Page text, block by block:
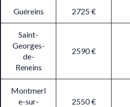
Guéreins 2725 €
Saint-
Georges-
de-
Reneins
2590 €
Montmerl
e-sur-
2550 €